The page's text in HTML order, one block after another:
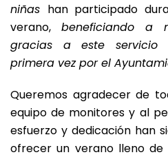
niñas han participado
verano, beneficiando a
gracias a este servicio
primera vez por el
Queremos agradecer de
equipo de monitores y al
esfuerzo y dedicación han
ofrecer un verano lleno de